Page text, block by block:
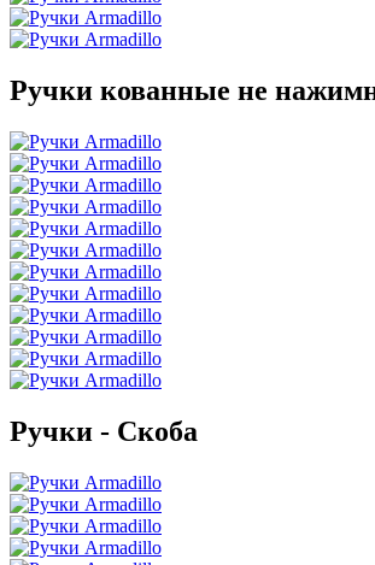
Ручки кованные не
Ручки - Скоба